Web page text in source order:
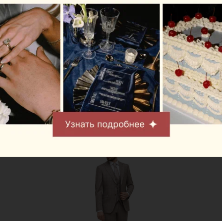
62-ого размера. На сезонные модели действует
скидка Стоимость костюмов из итальянской
шерсти – от 660 до 980 рублей. Цена на
индивидуальный пошив зависит от выбранной
ткани и желаемого фасона. Сезонные модели
костюмов бренда Historia можно купить со
скидкой 30-40%. Постоянные клиенты магазина
могут накопить персональную скидку от 3 до 10%
на любую покупку.